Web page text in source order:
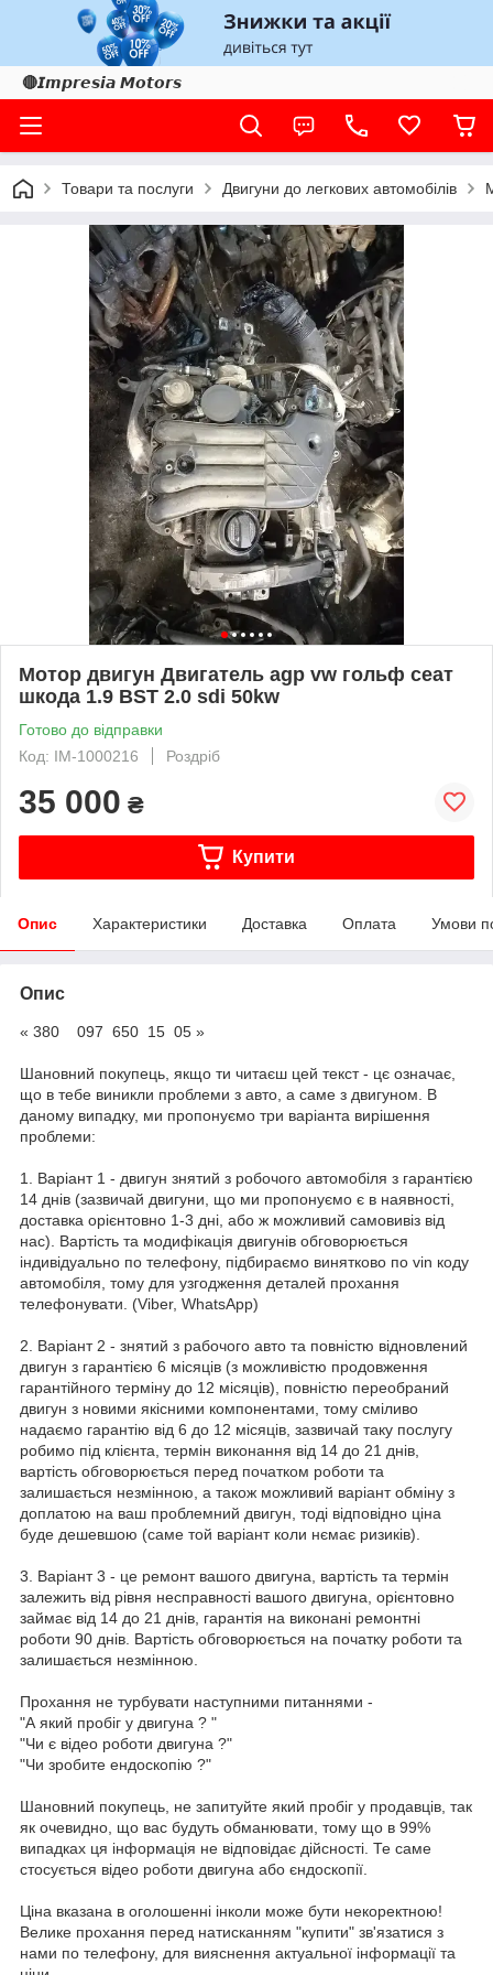
🔴𝙄𝙢𝙥𝙧𝙚𝙨𝙞𝙖 𝙈𝙤𝙩𝙤𝙧𝙨
Товари та послуги Двигуни до легкових автомобілів
Мотор двигун Двигатель agp vw гольф сеат
шкода 1.9 BST 2.0 sdi 50kw
Готово до відправки
Код: IM-1000216
Роздріб
35 000 ₴
Купити
Опис Характеристики Доставка Оплата Умови
Опис
« 380 097 650 15 05 »
Шановний покупець, якщо ти читаєш цей текст - цє означає,
що в тебе виникли проблеми з авто, а саме з двигуном. В
даному випадку, ми пропонуємо три варіанта вирішення
проблеми:
1. Варіант 1 - двигун знятий з робочого автомобіля з гарантією
14 днів (зазвичай двигуни, що ми пропонуємо є в наявності,
доставка орієнтовно 1-3 дні, або ж можливий самовивіз від
нас). Вартість та модифікація двигунів обговорюється
індивідуально по телефону, підбираємо винятково по vin коду
автомобіля, тому для узгодження деталей прохання
телефонувати. (Viber, WhatsApp)
2. Варіант 2 - знятий з рабочого авто та повністю відновлений
двигун з гарантією 6 місяців (з можливістю продовження
гарантійного терміну до 12 місяців), повністю переобраний
двигун з новими якісними компонентами, тому сміливо
надаємо гарантію від 6 до 12 місяців, зазвичай таку послугу
робимо під клієнта, термін виконання від 14 до 21 днів,
вартість обговорюється перед початком роботи та
залишається незмінною, а також можливий варіант обміну з
доплатою на ваш проблемний двигун, тоді відповідно ціна
буде дешевшою (саме той варіант коли нємає ризиків).
3. Варіант 3 - це ремонт вашого двигуна, вартість та термін
залежить від рівня несправності вашого двигуна, орієнтовно
займає від 14 до 21 днів, гарантія на виконані ремонтні
роботи 90 днів. Вартість обговорюється на початку роботи та
залишається незмінною.
Прохання не турбувати наступними питаннями -
"А який пробіг у двигуна ? "
"Чи є відео роботи двигуна ?"
"Чи зробите ендоскопію ?"
Шановний покупець, не запитуйте який пробіг у продавців, так
як очевидно, що вас будуть обманювати, тому що в 99%
випадках ця інформація не відповідає дійсності. Те саме
стосується відео роботи двигуна або єндоскопії.
Ціна вказана в оголошенні інколи може бути некоректною!
Велике прохання перед натисканням "купити" зв'язатися з
нами по телефону, для вияснення актуальної інформації та